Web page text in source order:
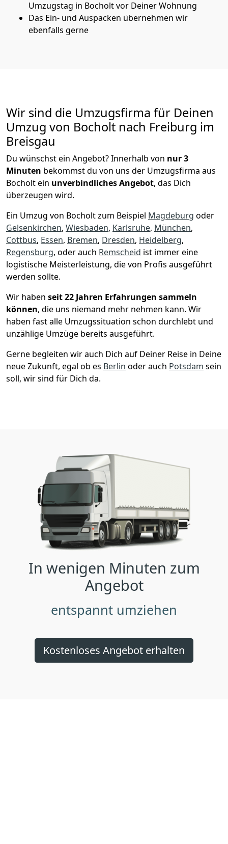
Umzugstag in Bocholt vor Deiner Wohnung
Das Ein- und Auspacken übernehmen wir
ebenfalls gerne
Wir sind die Umzugsfirma für Deinen
Umzug von Bocholt nach Freiburg im
Breisgau
Du wünschst ein Angebot? Innerhalb von nur 3
Minuten bekommst du von uns der Umzugsfirma aus
Bocholt ein unverbindliches Angebot, das Dich
überzeugen wird.
Ein Umzug von Bocholt zum Beispiel Magdeburg oder
Gelsenkirchen, Wiesbaden, Karlsruhe, München,
Cottbus, Essen, Bremen, Dresden, Heidelberg,
Regensburg, oder auch Remscheid ist immer eine
logistische Meisterleistung, die von Profis ausgeführt
werden sollte.
Wir haben seit22 Jahren Erfahrungen sammeln
können, die uns niemand mehr nehmen kann. Wir
haben fast alle Umzugssituation schon durchlebt und
unzählige Umzüge bereits ausgeführt.
Gerne begleiten wir auch Dich auf Deiner Reise in Deine
neue Zukunft, egal ob es Berlin oder auch Potsdam sein
soll, wir sind für Dich da.
In wenigen Minuten zum
Angebot
entspannt umziehen
Kostenloses Angebot erhalten